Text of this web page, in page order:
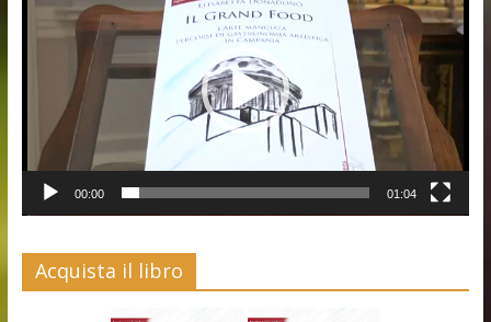
00:00 01:04
Acquista il libro